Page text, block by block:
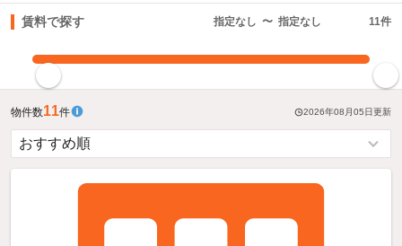
賃料で探す 指定なし 〜 指定なし 11件
物件数11件 2026年08月05日更新